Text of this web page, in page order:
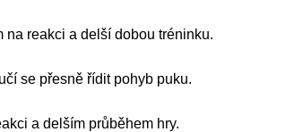
na reakci a delší dobou tréninku.
se přesně řídit pohyb puku.
a delším průběhem hry.